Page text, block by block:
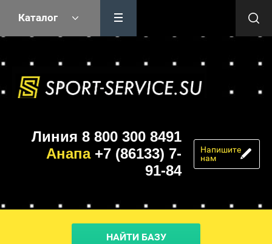
Каталог
Линия 8 800 300 8491
Анапа+7 (86133) 7-
91-84
Напишите
нам
НАЙТИ БАЗУ